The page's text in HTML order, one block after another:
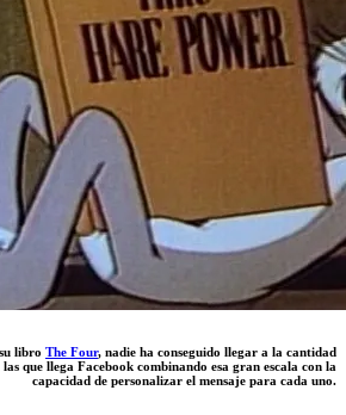
libro The Four, nadie ha conseguido llegar a la cantidad
las que llega Facebook combinando esa gran escala con la
capacidad de personalizar el mensaje para cada uno.